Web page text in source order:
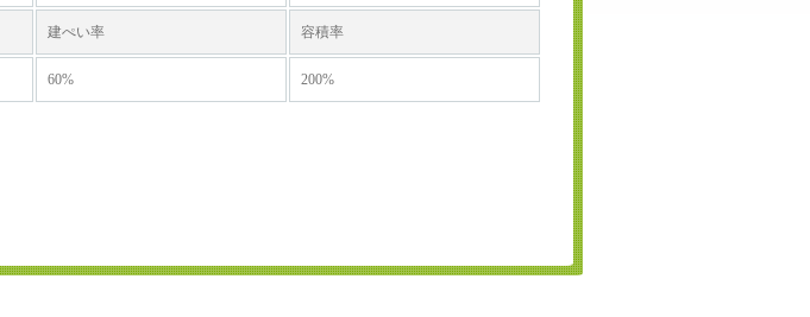
建ぺい率 容積率
60% 200%